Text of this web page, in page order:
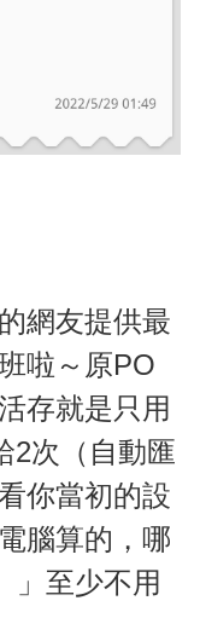
網友提供最
啦～原PO
存就是只用
2次（自動匯
你當初的設
腦算的，哪
」至少不用